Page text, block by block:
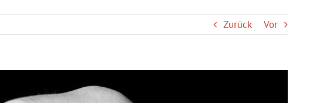
Zurück Vor